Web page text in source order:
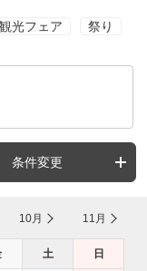
光フェア 祭り
条件変更
10月 11月
土 日